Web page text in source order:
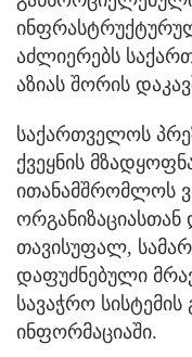
აძლიერებს
აზიას შორის
საქართველოს
ქვეყნის
ითანამშრომლოს
თავისუფალ,
დაფუძნებული
სავაჭრო სისტემის
ინფორმაციაში.